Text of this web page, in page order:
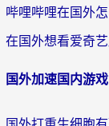
国外加速国内游戏